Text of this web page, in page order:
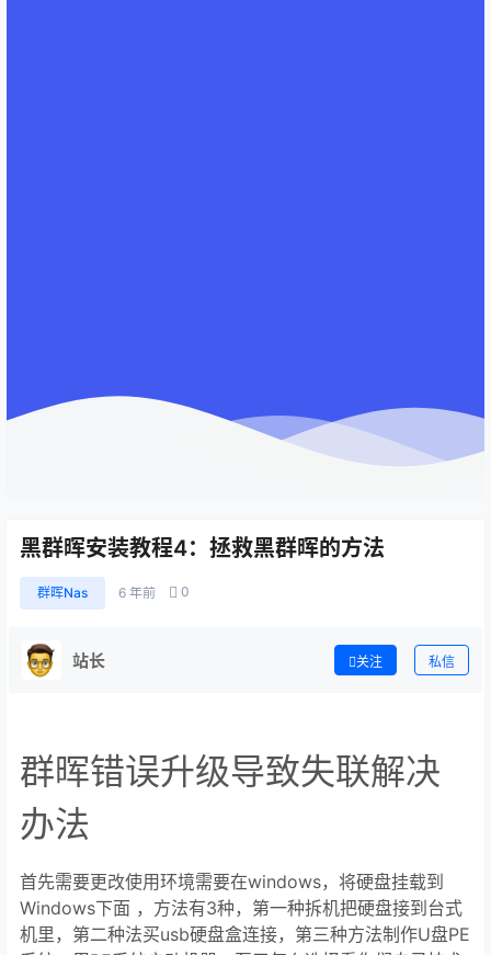
黑群晖安装教程4：拯救黑群晖的方法
群晖Nas 6 年前 0
站长 关注 私信
群晖错误升级导致失联解决
办法
首先需要更改使用环境需要在windows，将硬盘挂载到
Windows下面 ，方法有3种，第一种拆机把硬盘接到台式
机里，第二种法买usb硬盘盒连接，第三种方法制作U盘PE